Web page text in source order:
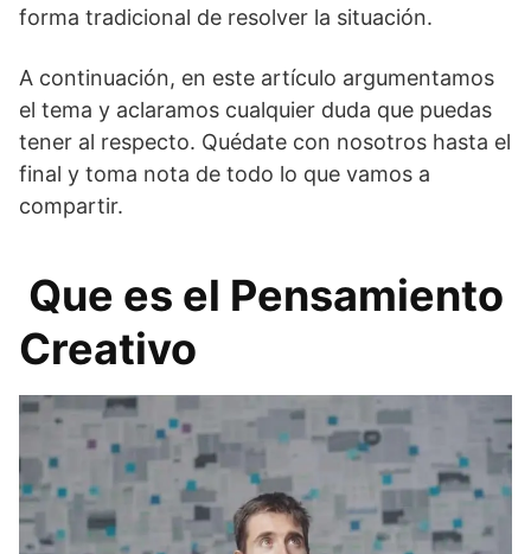
forma tradicional de resolver la situación.
A continuación, en este artículo argumentamos
el tema y aclaramos cualquier duda que puedas
tener al respecto. Quédate con nosotros hasta el
final y toma nota de todo lo que vamos a
compartir.
Que es el Pensamiento
Creativo